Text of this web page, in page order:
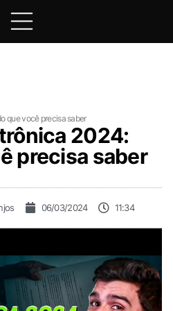
que você precisa saber
2024:
precisa saber
06/03/2024 11:34